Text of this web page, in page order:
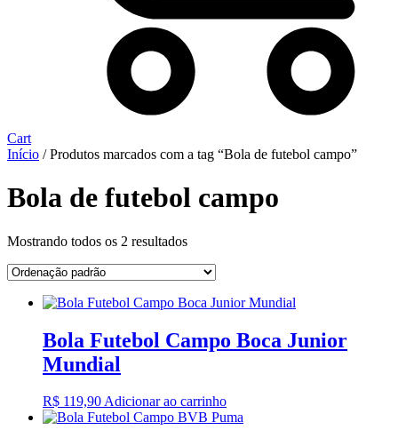
Cart
Início / Produtos marcados com a tag “Bola de futebol campo”
Bola de futebol campo
Mostrando todos os 2 resultados
Bola Futebol Campo Boca Junior
Mundial
R$ 119,90Adicionar ao carrinho